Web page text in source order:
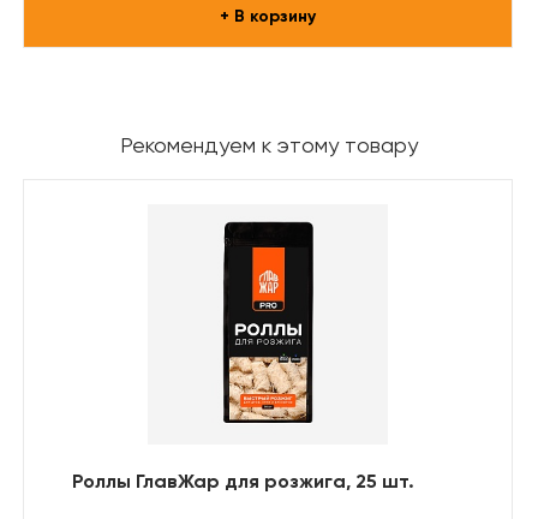
+ В корзину
Рекомендуем к этому товару
Роллы ГлавЖар для розжига, 25 шт.